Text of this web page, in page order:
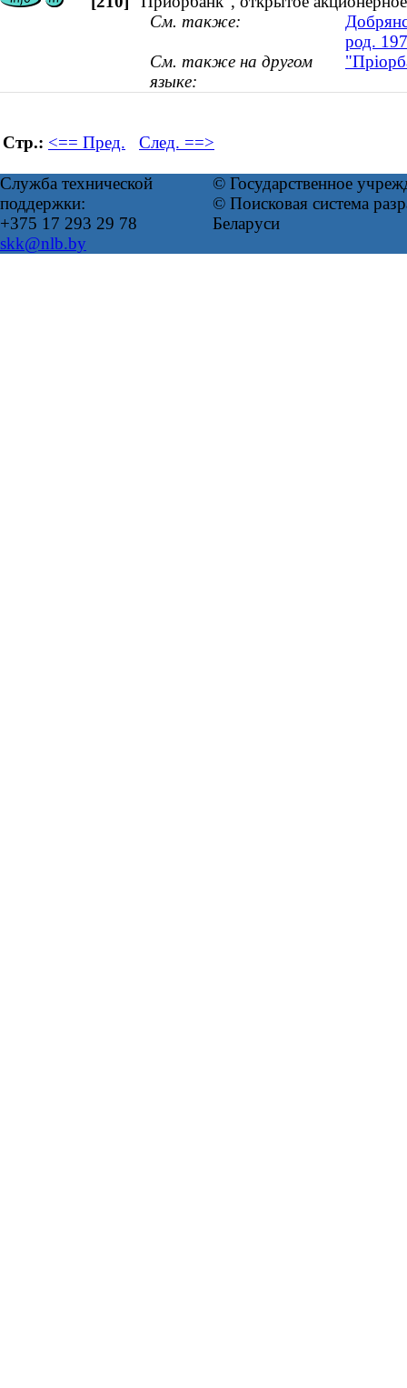
См. также:
род.
См. также на другом
языке:
Стр.: <== Пред. След. ==>
Служба технической
поддержки:
+375 17 293 29 78
skk@nlb.by
© Государственное
© Поисковая система
Беларуси